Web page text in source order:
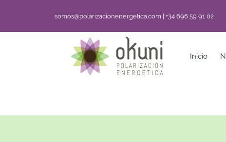
somos@polarizacionenergetica.com | +34 696 59 91 02
Inicio